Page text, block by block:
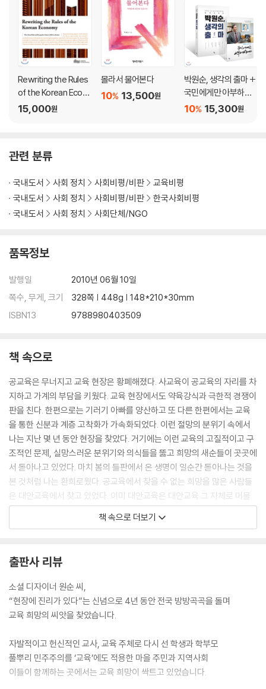
학교를 넘어서 _ 공간 민들레
교육 희망 찾기에 도움 주신 분들
Rewriting the Rules
of the Korean Econo
my
15,000원
몰라서 물어본다
13,500원
10%
박원순, 생각의 출마 +
국민에게만 아부하겠
습니다 세트15,300원
10%
관련 분류
국내도서 사회 정치 사회비평/비판
교육비평
국내도서
사회 정치 사회비평/비판
한국사회비평
국내도서
사회 정치 사회단체/NGO
품목정보
발행일
2010년 06월 10일
쪽수, 무게, 크기
328쪽 | 448g | 148*210*30mm
ISBN13
9788980403509
책 속으로
공교육은 무너지고 교육 현장은 황폐해졌다. 사교육이 공교육의 자리를 차
지하고 가계의 부담을 키웠다. 교육 현장에서도 약육강식과 극한적 경쟁이
판을 친다. 한편으로는 기러기 아빠를 양산하고 또 다른 한편에서는 교육
을 통한 신분과 계층 고착화가 가속화되었다. 이런 절망의 분위기 속에서
나는 지난 몇 년 동안 현장을 찾았다. 거기에는 이런 교육의 고질적이고 구
조적인 문제, 실망스러운 분위기와 의식들을 뚫고 희망의 새순들이 곳곳에
서 돋아나고 있었다. 마치 봄의 들판에서 온 생명이 일순간 돋아나는 것을
본 것처럼 나는 환희로웠다. 공교육에서 찾을 수 없는 희망을 많은 사람들
은 대안교육에서 찾고 있었다. 이미 대안교육은 대안교육 그 자체로 머물
지 않고 서로가 네트워크를 이루고 교육에 큰 변화의 물꼬를 텄다. 그리고
공교육도 크게 변하고 있었다.
교육적 실험들을 벌이고 있었다. 더 나아가 전통적인 학교라는 형식의 울
타리를 벗어난 아동 청소년 교육기관이 다수 존재하는 것도 흥미로운 발견
이었다. 마을과 지역사회에 기반을 두고 이들 기관들은 학교에서 공급해
주지 못하는 지식과 재미, 재능과 끼를 제공해 주고 있었다. 이런 교육 현장
있다. 선각자적인 노력을 아끼지 않은 교사들과 학부모들은 물론이고 수많
은 교육운동가들이 바로 그런 찬사를 받아야 할 주인공들이다. 지난 4년간
의 지역 투어와 현장 기행을 통해 만난 이 희망의 새순들로 말미암아 희망
책 속으로 더보기
출판사 리뷰
소셜 디자이너 원순 씨,
“현장에 진리가 있다”는 신념으로 4년 동안 전국 방방곡곡을 돌며
교육 희망의 씨앗을 찾았습니다.
자발적이고 헌신적인 교사, 교육 주체로 다시 선 학생과 학부모
풀뿌리 민주주의를 ‘교육’에도 적용한 마을 주민과 지역사회
이들이 함께하는 곳에서는 교육 희망이 싹트고 있었습니다.